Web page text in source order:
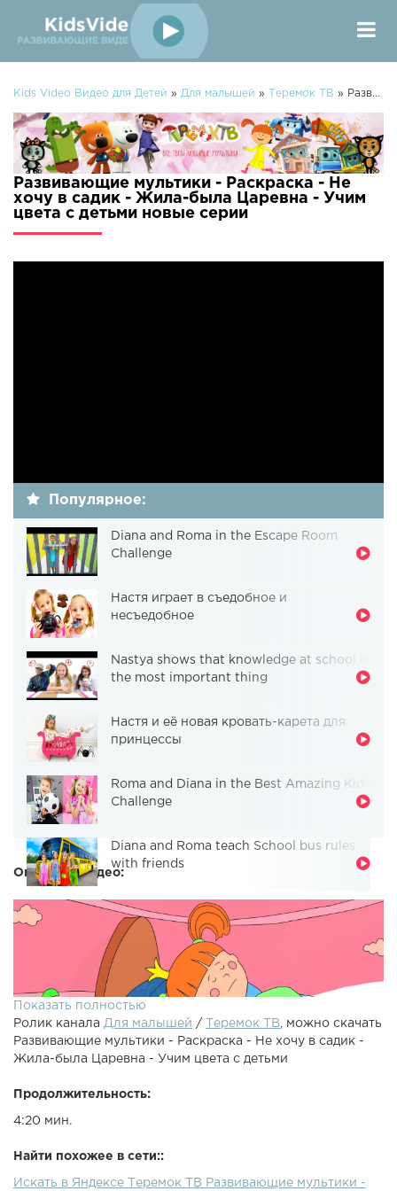
Kids Video Видео для Детей » Для малышей » Теремок ТВ » Развивающие мультики - Раскраска - Не хочу в садик - Жила-была Царевна - Учим цвета с детьми
Развивающие мультики - Раскраска - Не
хочу в садик - Жила-была Царевна - Учим
цвета с детьми новые серии
Популярное:
Diana and Roma in the Escape Room
Challenge
Настя играет в съедобное и
несъедобное
Nastya shows that knowledge at school is
the most important thing
Настя и её новая кровать-карета для
принцессы
Roma and Diana in the Best Amazing Kids
Challenge
Diana and Roma teach School bus rules
with friends
Описание видео:
"Зимние забавы" только в нашем приложении для детей:
любимые мультики: Развивающие мультики для детей,
Показать полностью
Ролик канала Для малышей / Теремок ТВ , можно скачать
Развивающие мультики - Раскраска - Не хочу в садик -
Жила-была Царевна - Учим цвета с детьми
Продолжительность:
4:20 мин.
Найти похожее в сети::
Искать в Яндексе Теремок ТВ Развивающие мультики -